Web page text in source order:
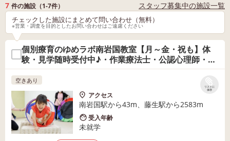
7 件の施設（1-7件） スタッフ募集中の施設一覧
チェックした施設にまとめて問い合わせ（無料）
※営業・調査を目的としたお問い合わせはご遠慮ください
個別療育のゆめラボ南岩国教室【月～金・祝も】体
験・見学随時受付中♪・作業療法士・公認心理師・保
育士・児童指導員
リストに
保存
空きあり
アクセス
南岩国駅から43m、藤生駅から2583m
受入年齢
未就学